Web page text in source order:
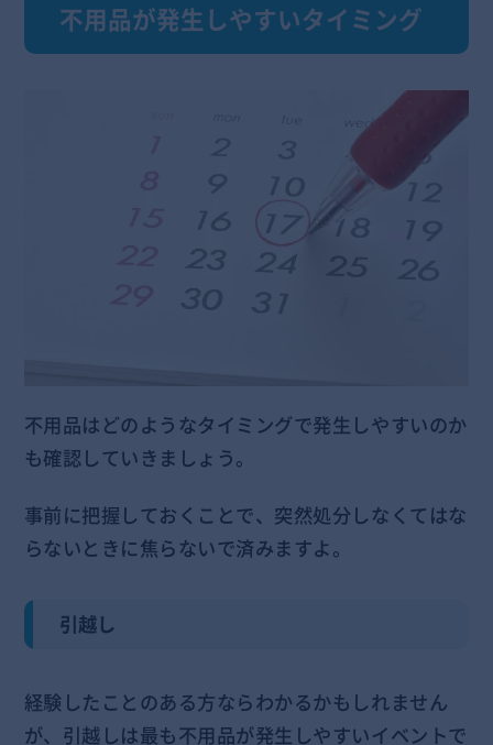
不用品が発生しやすいタイミング
不用品はどのようなタイミングで発生しやすいのか
も確認していきましょう。
事前に把握しておくことで、突然処分しなくてはな
らないときに焦らないで済みますよ。
引越し
経験したことのある方ならわかるかもしれません
が、引越しは最も不用品が発生しやすいイベントで